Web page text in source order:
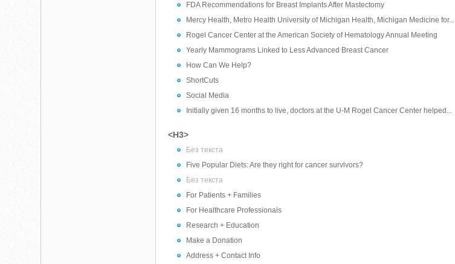
FDA Recommendations for Breast Implants After Mastectomy
Mercy Health, Metro Health University of Michigan Health, Michigan Medicine for...
Rogel Cancer Center at the American Society of Hematology Annual Meeting
Yearly Mammograms Linked to Less Advanced Breast Cancer
How Can We Help?
ShortCuts
Social Media
Initially given 16 months to live, doctors at the U-M Rogel Cancer Center helped...
<H3>
Без текста
Five Popular Diets: Are they right for cancer survivors?
Без текста
For Patients + Families
For Healthcare Professionals
Research + Education
Make a Donation
Address + Contact Info